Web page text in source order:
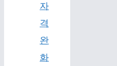
자
격
완
화